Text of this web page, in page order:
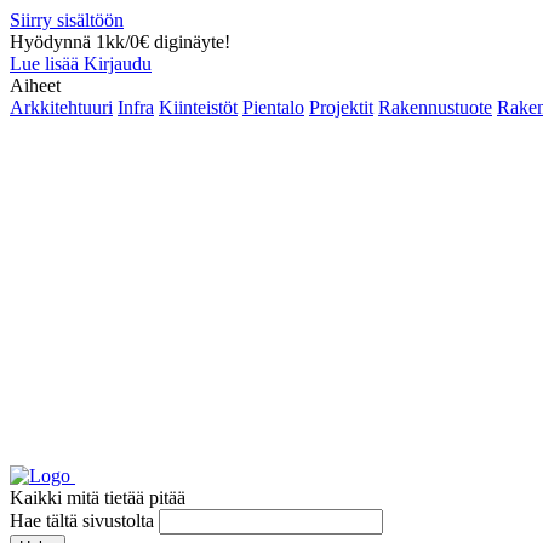
Siirry sisältöön
Hyödynnä 1kk/0€ diginäyte!
Lue lisää Kirjaudu
Aiheet
Arkkitehtuuri Infra Kiinteistöt Pientalo Projektit Rakennustuote
Kaikki mitä tietää pitää
Hae tältä sivustolta